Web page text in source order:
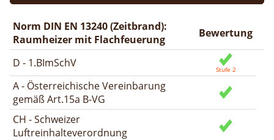
Norm DIN EN 13240 (Zeitbrand):
Raumheizer mit Flachfeuerung
Bewertung
D - 1.BImSchV
A - Österreichische Vereinbarung
gemäß Art.15a B-VG
CH - Schweizer
Luftreinhalteverordnung